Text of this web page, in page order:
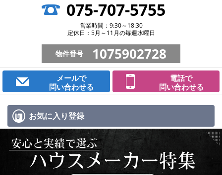
075-707-5755
営業時間：9:30～18:30
定休日：5月～11月の毎週水曜日
物件番号 1075902728
メールで
問い合わせる
電話で
問い合わせる
お気に入り登録